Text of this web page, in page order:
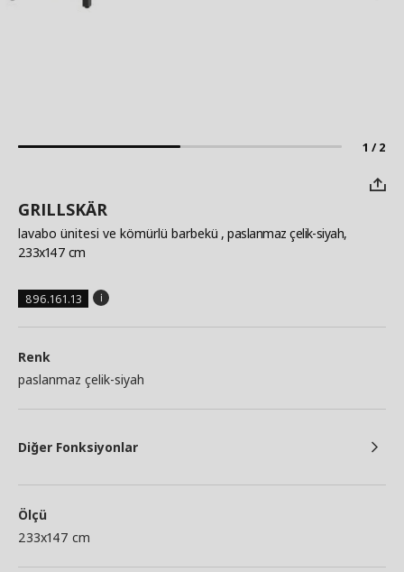
1 / 2
GRILLSKÄR
lavabo ünitesi ve kömürlü barbekü , paslanmaz çelik-siyah,
233x147 cm
896.161.13
Renk
paslanmaz çelik-siyah
Diğer Fonksiyonlar
Ölçü
233x147 cm